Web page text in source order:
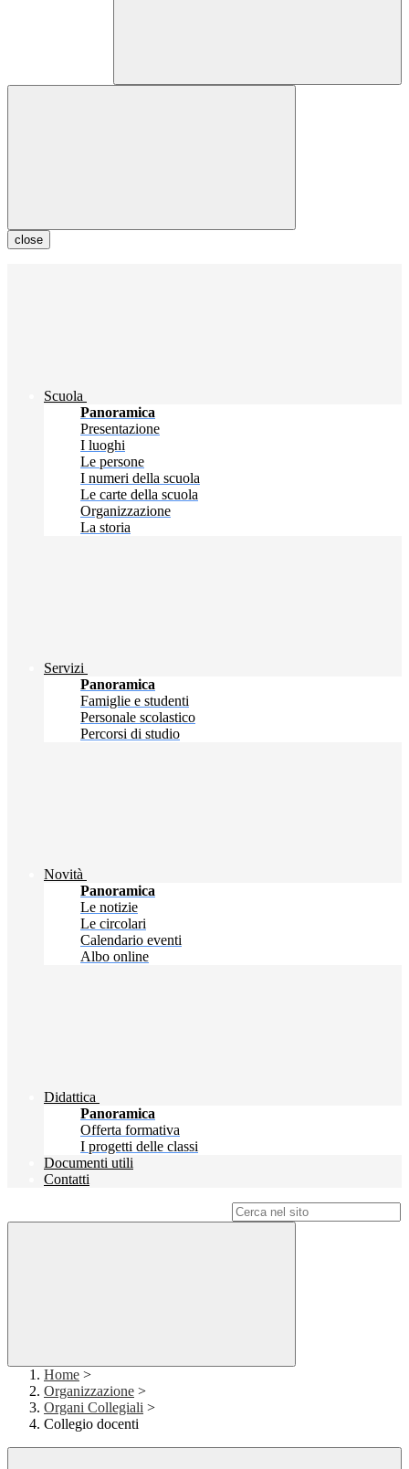
close
Scuola
Panoramica
Presentazione
I luoghi
Le persone
I numeri della scuola
Le carte della scuola
Organizzazione
La storia
Servizi
Panoramica
Famiglie e studenti
Personale scolastico
Percorsi di studio
Novità
Panoramica
Le notizie
Le circolari
Calendario eventi
Albo online
Didattica
Panoramica
Offerta formativa
I progetti delle classi
Documenti utili
Contatti
Home >
Organizzazione >
Organi Collegiali >
Collegio docenti